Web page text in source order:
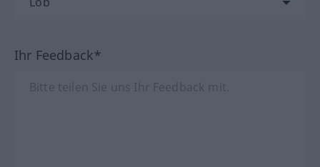
Ihr Feedback*